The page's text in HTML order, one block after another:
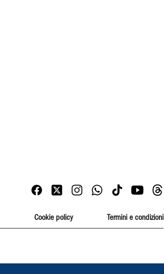
Cookie policy Termini e condizioni